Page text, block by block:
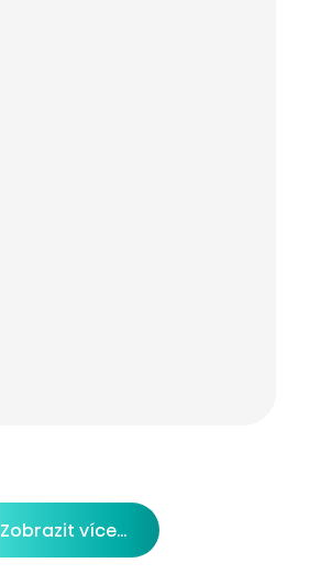
Zobrazit více...